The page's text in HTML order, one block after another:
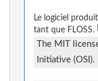
Le logiciel
tant que FLOSS.
The MIT
Initiative (OSI).